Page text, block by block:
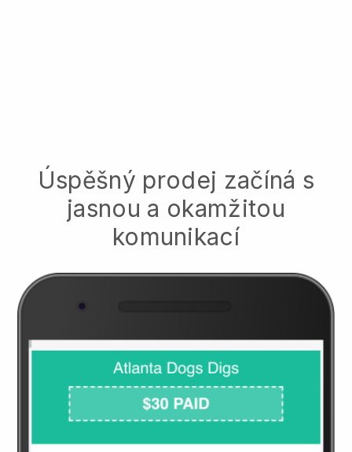
Úspěšný prodej začíná s
jasnou a okamžitou
komunikací